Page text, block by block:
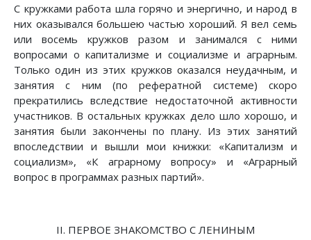
С кружками работа шла горячо и энергично, и народ в
них оказывался большею частью хороший. Я вел семь
или восемь кружков разом и занимался с ними
вопросами о капитализме и социализме и аграрным.
Только один из этих кружков оказался неудачным, и
занятия с ним (по рефератной системе) скоро
прекратились вследствие недостаточной активности
участников. В остальных кружках дело шло хорошо, и
занятия были закончены по плану. Из этих занятий
впоследствии и вышли мои книжки: «Капитализм и
социализм», «К аграрному вопросу» и «Аграрный
вопрос в программах разных партий».
II. ПЕРВОЕ ЗНАКОМСТВО С ЛЕНИНЫМ